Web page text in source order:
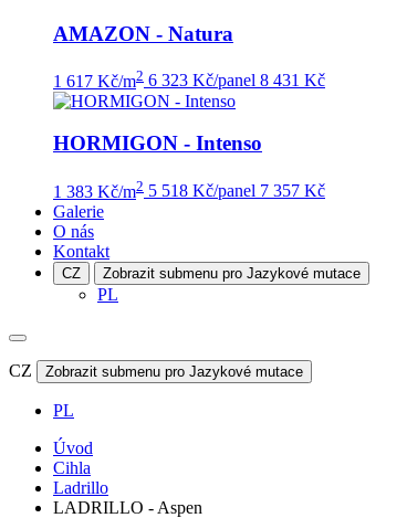
AMAZON - Natura
1 617 Kč/m2 6 323 Kč/panel 8 431 Kč
HORMIGON - Intenso
1 383 Kč/m2 5 518 Kč/panel 7 357 Kč
Galerie
O nás
Kontakt
CZ Zobrazit submenu pro Jazykové mutace
PL
CZ Zobrazit submenu pro Jazykové mutace
PL
Úvod
Cihla
Ladrillo
LADRILLO - Aspen